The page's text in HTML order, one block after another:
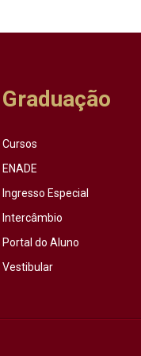
Graduação
Cursos
ENADE
Ingresso Especial
Intercâmbio
Portal do Aluno
Vestibular